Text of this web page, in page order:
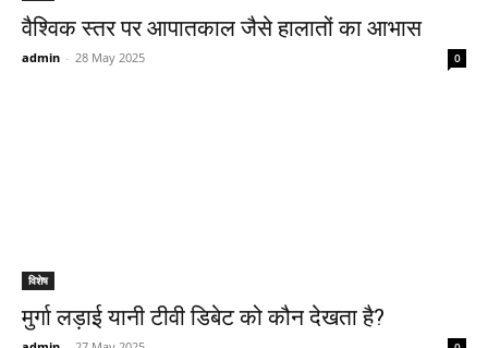
वैश्विक स्तर पर आपातकाल जैसे हालातों का आभास
admin - 28 May 2025 0
विशेष
मुर्गा लड़ाई यानी टीवी डिबेट को कौन देखता है?